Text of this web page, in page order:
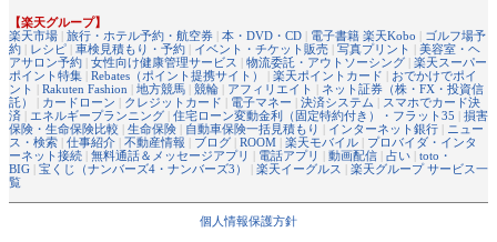
【楽天グループ】
楽天市場 | 旅行・ホテル予約・航空券 | 本・DVD・CD | 電子書籍 楽天Kobo | ゴルフ場予
約 | レシピ | 車検見積もり・予約 | イベント・チケット販売 | 写真プリント | 美容室・ヘ
アサロン予約 | 女性向け健康管理サービス | 物流委託・アウトソーシング | 楽天スーパー
ポイント特集 | Rebates（ポイント提携サイト） | 楽天ポイントカード | おでかけでポイ
ント | Rakuten Fashion | 地方競馬 | 競輪 | アフィリエイト | ネット証券（株・FX・投資信
託）
| カードローン | クレジットカード | 電子マネー | 決済システム | スマホでカード決
済 | エネルギープランニング | 住宅ローン変動金利（固定特約付き）・フラット35 | 損害
保険・生命保険比較 | 生命保険 | 自動車保険一括見積もり | インターネット銀行 | ニュー
ス・検索 | 仕事紹介 | 不動産情報 | ブログ | ROOM | 楽天モバイル | プロバイダ・インタ
ーネット接続 | 無料通話＆メッセージアプリ | 電話アプリ | 動画配信 | 占い | toto・
BIG | 宝くじ（ナンバーズ4・ナンバーズ3） | 楽天イーグルス | 楽天グループ サービス一
覧
個人情報保護方針